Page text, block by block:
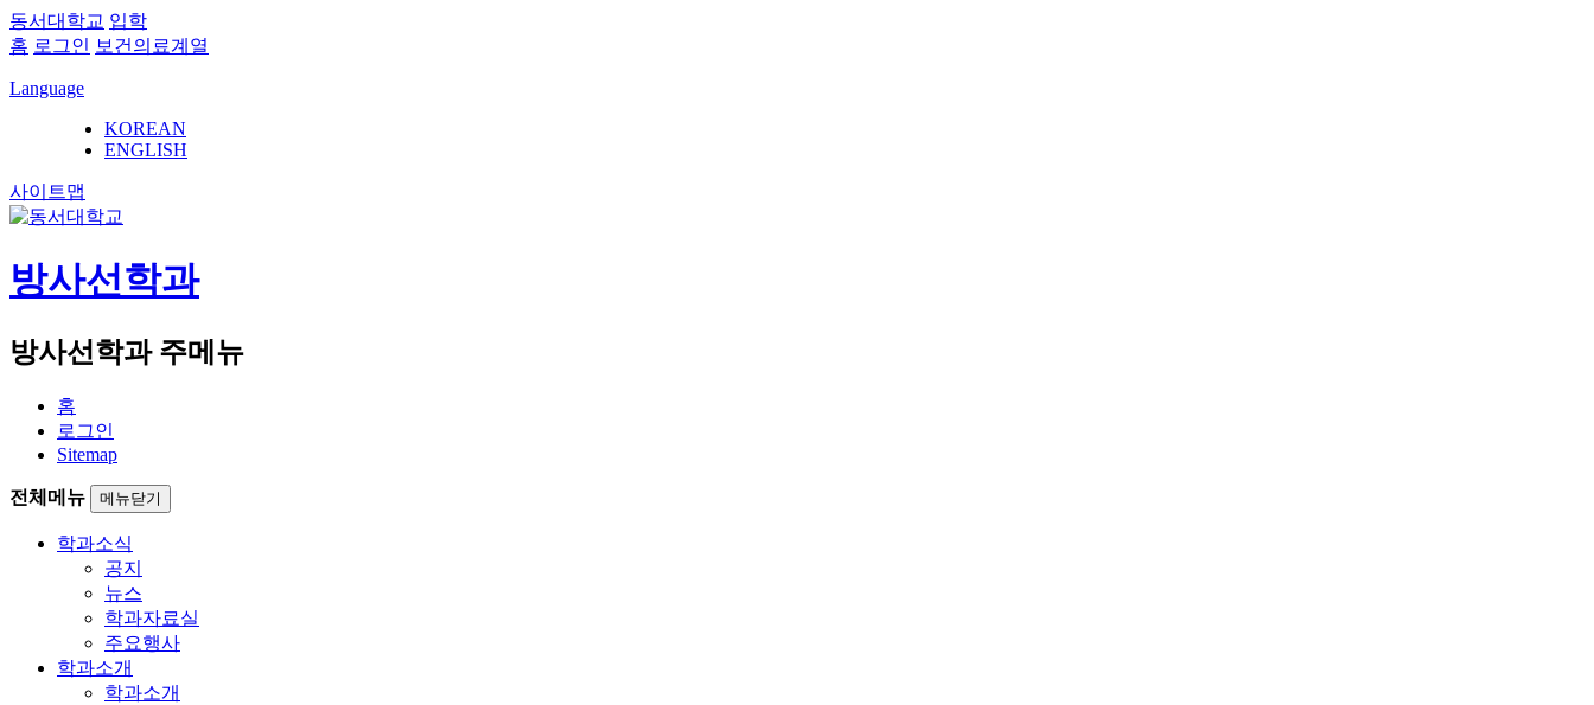
동서대학교 입학
홈 로그인 보건의료계열
Language
KOREAN
ENGLISH
사이트맵
방사선학과
방사선학과 주메뉴
홈
로그인
Sitemap
전체메뉴 메뉴닫기
학과소식
공지
뉴스
학과자료실
주요행사
학과소개
학과소개